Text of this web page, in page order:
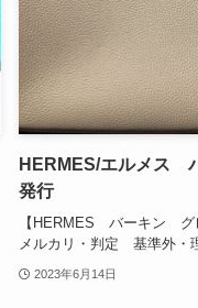
HERMES/エルメス
発行
【HERMES バーキン
メルカリ・判定 基準外・
2023年6月14日